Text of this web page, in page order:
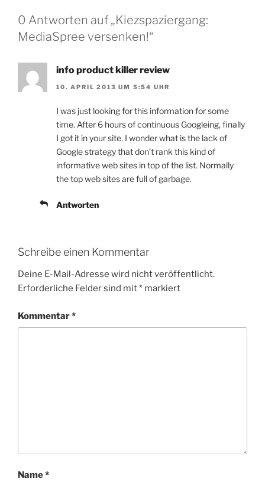
0 Antworten auf „Kiezspaziergang:
MediaSpree versenken!“
info product killer review
10. APRIL 2013 UM 5:54 UHR
I was just looking for this information for some
time. After 6 hours of continuous Googleing, finally
I got it in your site. I wonder what is the lack of
Google strategy that don’t rank this kind of
informative web sites in top of the list. Normally
the top web sites are full of garbage.
Antworten
Schreibe einen Kommentar
Deine E-Mail-Adresse wird nicht veröffentlicht.
Erforderliche Felder sind mit* markiert
Kommentar*
Name*